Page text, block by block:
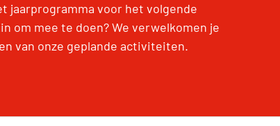
jaarprogramma voor het volgende
om mee te doen? We verwelkomen je
van onze geplande activiteiten.